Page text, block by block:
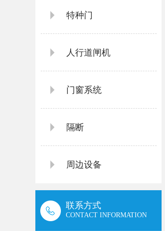
特种门
人行道闸机
门窗系统
隔断
周边设备
联系方式
CONTACT INFORMATION